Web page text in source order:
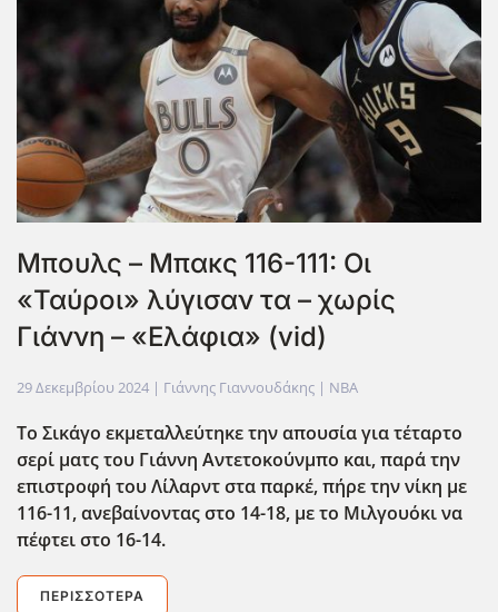
Μπουλς – Μπακς 116-111: Οι
«Ταύροι» λύγισαν τα – χωρίς
Γιάννη – «Ελάφια» (vid)
29 Δεκεμβρίου 2024 | Γιάννης Γιαννουδάκης | NBA
Το Σικάγο εκμεταλλεύτηκε την απουσία για τέταρτο
σερί ματς του Γιάννη Αντετοκούνμπο και, παρά την
επιστροφή του Λίλαρντ στα παρκέ, πήρε την νίκη με
116-11, ανεβαίνοντας στο 14-18, με το Μιλγουόκι να
πέφτει στο 16-14.
ΠΕΡΙΣΣΌΤΕΡΑ